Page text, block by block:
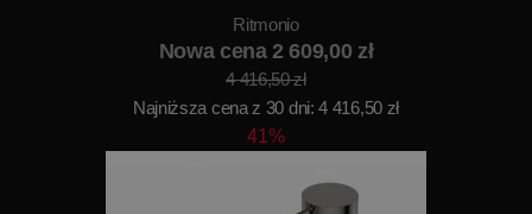
Ritmonio
Nowa cena 2 609,00 zł
4 416,50 zł
Najniższa cena z 30 dni: 4 416,50 zł
41%